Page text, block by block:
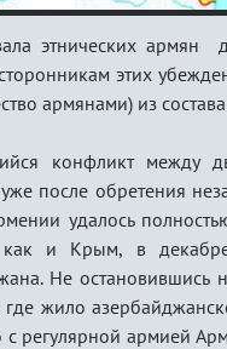
этнических
этих
армянами) из
конфликт между
после обретения
удалось
как и Крым, в
Не остановившись
где жило
с регулярной армией